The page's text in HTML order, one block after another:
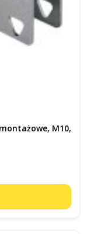
M10,